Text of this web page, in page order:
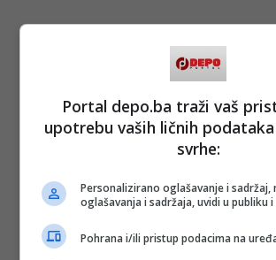
Portal depo.ba traži vaš
upotrebu vaših ličnih
svrhe:
Personalizirano oglašavanje i sadržaj,
oglašavanja i sadržaja, uvidi u publiku
Pohrana i/ili pristup podacima na